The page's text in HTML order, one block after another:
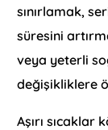
sınırlamak,
süresini
veya yeterli
değişikliklere
Aşırı